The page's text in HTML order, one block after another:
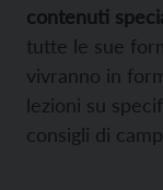
contenuti
tutte le sue
vivranno in
lezioni su
consigli di